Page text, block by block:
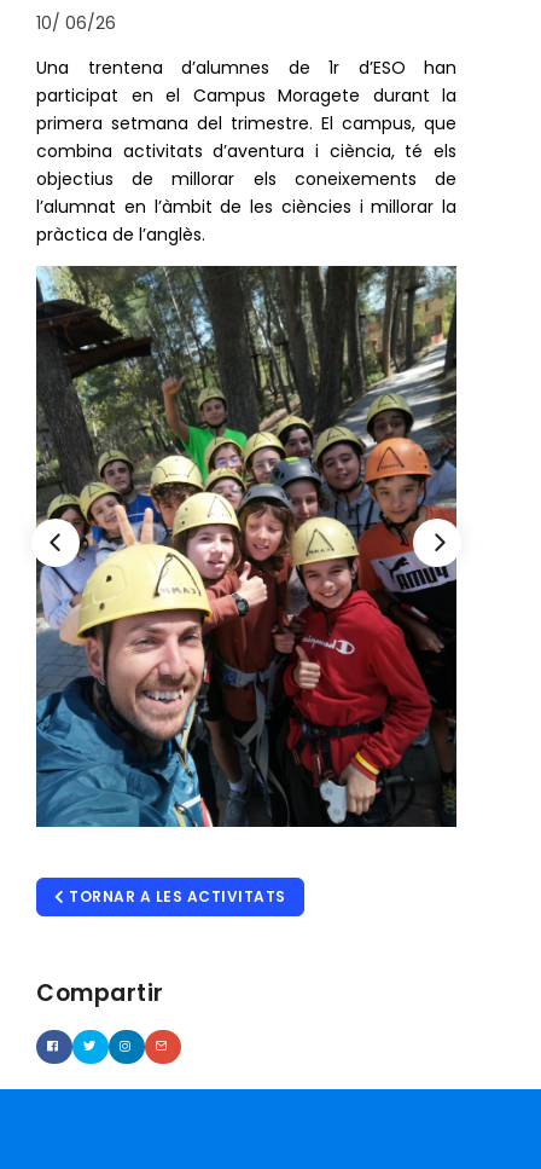
10/ 06/26
Una trentena d’alumnes de 1r d’ESO han
participat en el Campus Moragete durant la
primera setmana del trimestre. El campus, que
combina activitats d’aventura i ciència, té els
objectius de millorar els coneixements de
l’alumnat en l’àmbit de les ciències i millorar la
pràctica de l’anglès.
TORNAR A LES ACTIVITATS
Compartir